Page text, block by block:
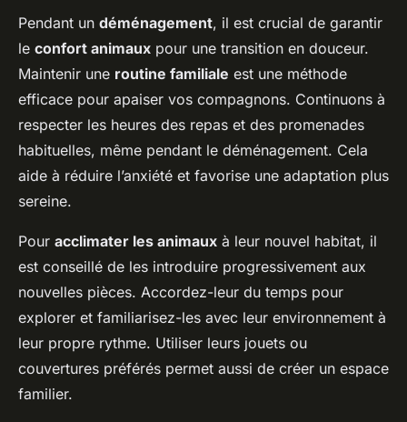
Pendant un déménagement, il est crucial de garantir
le confort animaux pour une transition en douceur.
Maintenir une routine familiale est une méthode
efficace pour apaiser vos compagnons. Continuons à
respecter les heures des repas et des promenades
habituelles, même pendant le déménagement. Cela
aide à réduire l’anxiété et favorise une adaptation plus
sereine.
Pour acclimater les animaux à leur nouvel habitat, il
est conseillé de les introduire progressivement aux
nouvelles pièces. Accordez-leur du temps pour
explorer et familiarisez-les avec leur environnement à
leur propre rythme. Utiliser leurs jouets ou
couvertures préférés permet aussi de créer un espace
familier.